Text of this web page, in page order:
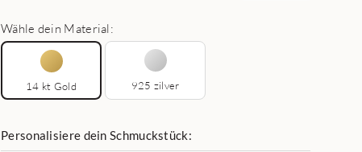
Wähle dein Material:
14 kt Gold 925 zilver
Personalisiere dein Schmuckstück: